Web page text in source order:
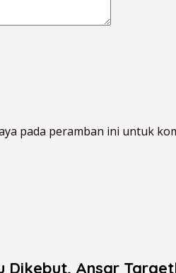
pada peramban ini untuk
Dikebut, Ansar